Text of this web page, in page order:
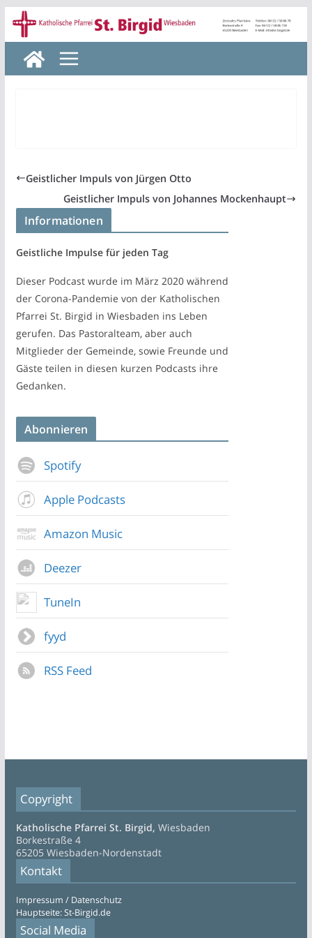
Zum
Inhalt
springen
Geistlicher Impuls von Jürgen Otto
Geistlicher Impuls von Johannes Mockenhaupt
Informationen
Geistliche Impulse für jeden Tag
Dieser Podcast wurde im März 2020 während
der Corona-Pandemie von der Katholischen
Pfarrei St. Birgid in Wiesbaden ins Leben
gerufen. Das Pastoralteam, aber auch
Mitglieder der Gemeinde, sowie Freunde und
Gäste teilen in diesen kurzen Podcasts ihre
Gedanken.
Abonnieren
Spotify
Apple Podcasts
Amazon Music
Deezer
TuneIn
fyyd
RSS Feed
Copyright
Katholische Pfarrei St. Birgid, Wiesbaden
Borkestraße 4
65205 Wiesbaden-Nordenstadt
Kontakt
Impressum / Datenschutz
Hauptseite: St-Birgid.de
Social Media